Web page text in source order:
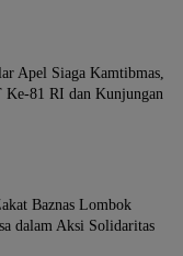
Apel Siaga Kamtibmas,
Ke-81 RI dan Kunjungan
Baznas Lombok
dalam Aksi Solidaritas